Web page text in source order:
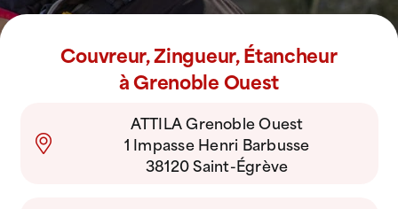
Nos agences
Votre toitCouvreur, Zingueur, Étancheur
à Grenoble Ouest
ATTILA Grenoble Ouest
1 Impasse Henri Barbusse
38120 Saint-Égrève